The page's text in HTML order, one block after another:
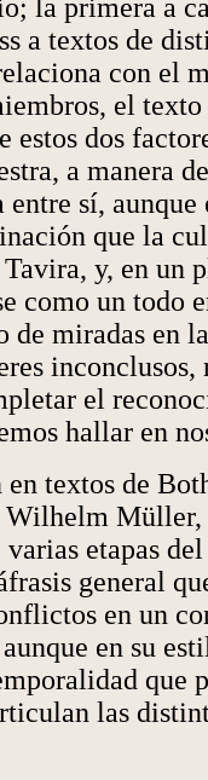
la primera a
a textos de
con el
el
dos
a manera
sí,
que la
y, en un
como un todo
de miradas en
inconclusos,
el
hallar en
textos de
Müller,
etapas
general
en un
en su
que
las